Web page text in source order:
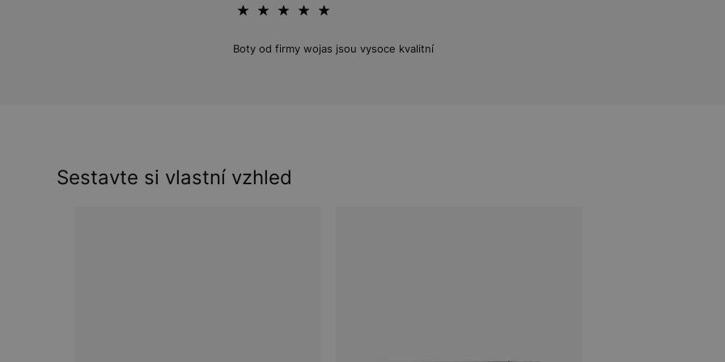
Boty od firmy wojas jsou vysoce kvalitní
Sestavte si vlastní vzhled